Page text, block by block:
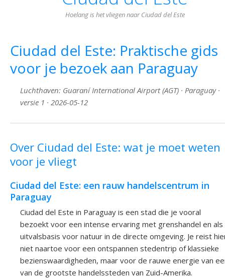
Hoelang is het vliegen naar Ciudad del Este
Ciudad del Este: Praktische gids
voor je bezoek aan Paraguay
Luchthaven: Guaraní International Airport (AGT) · Paraguay ·
versie 1 · 2026-05-12
Over Ciudad del Este: wat je moet weten
voor je vliegt
Ciudad del Este: een rauw handelscentrum in
Paraguay
Ciudad del Este in Paraguay is een stad die je vooral
bezoekt voor een intense ervaring met grenshandel en als
uitvalsbasis voor natuur in de directe omgeving. Je reist
niet naartoe voor een ontspannen stedentrip of klassieke
bezienswaardigheden, maar voor de rauwe energie van
van de grootste handelssteden van Zuid-Amerika.